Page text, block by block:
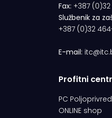
Fax: +387
Službenik za
+387 (0)32
E-mail:
Profitni
PC
ONLINE shop